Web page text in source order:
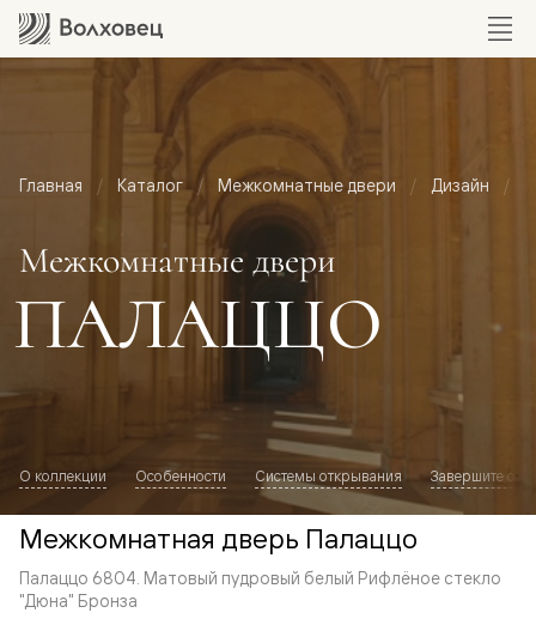
Главная Каталог Межкомнатные двери Дизайн
Межкомнатные двери
ПАЛАЦЦО
О коллекции Особенности Системы открывания Завершите
Межкомнатная дверь Палаццо
Палаццо 6804. Матовый пудровый белый Рифлёное стекло
"Дюна" Бронза